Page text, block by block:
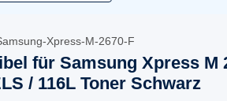
Xpress-M-2670-F
für Samsung Xpress M
/ 116L Toner Schwarz